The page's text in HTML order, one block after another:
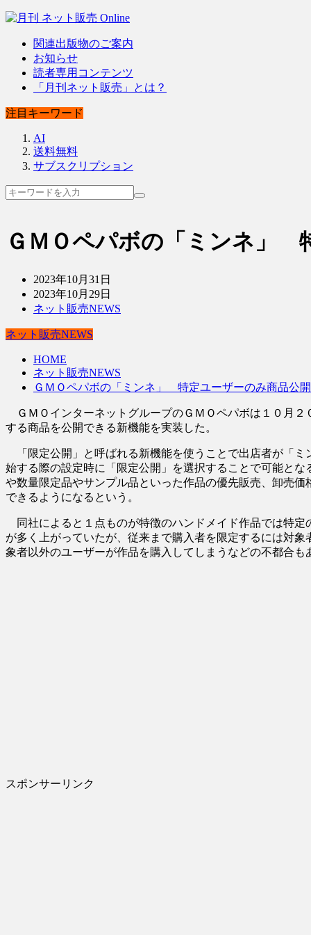
関連出版物のご案内
お知らせ
読者専用コンテンツ
「月刊ネット販売」とは？
注目キーワード
AI
送料無料
サブスクリプション
ＧＭＯペパボの「ミンネ」
2023年10月31日
2023年10月29日
ネット販売NEWS
ネット販売NEWS
HOME
ネット販売NEWS
ＧＭＯペパボの「ミンネ」 特定ユーザーのみ商品公
ＧＭＯインターネットグループのＧＭＯペパボは１０月
する商品を公開できる新機能を実装した。
「限定公開」と呼ばれる新機能を使うことで出店者が「ミ
始する際の設定時に「限定公開」を選択することで可能と
や数量限定品やサンプル品といった作品の優先販売、卸売
できるようになるという。
同社によると１点ものが特徴のハンドメイド作品では特定
が多く上がっていたが、従来まで購入者を限定するには対
象者以外のユーザーが作品を購入してしまうなどの不都合も
スポンサーリンク